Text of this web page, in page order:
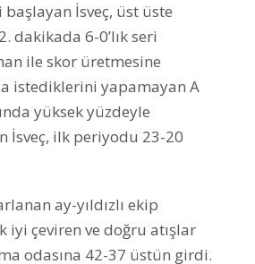
İsveç, üst üste
dakikada 6-0’lık seri
ile skor üretmesine
istediklerini yapamayan A
yüksek yüzdeyle
İsveç, ilk periyodu 23-20
ay-yıldızlı ekip
iyi çeviren ve doğru atışlar
odasına 42-37 üstün girdi.